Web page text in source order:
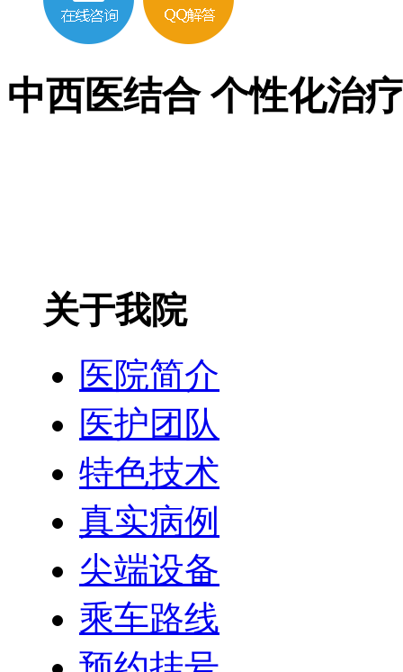
中西医结合 个性化治
关于我院
医院简介
医护团队
特色技术
真实病例
尖端设备
乘车路线